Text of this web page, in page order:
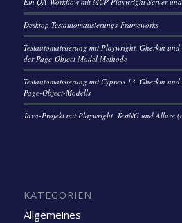
Desktop Testautomatisierungs-Frameworks
Testautomatisierung mit Playwright, Gherkin
der Page-Object Model Methode
Testautomatisierung mit Cypress 13, Gherkin
Page-Object-Modells
Java-Projekt mit Playwright, TestNG und Allure
KATEGORIEN
Allgemeines